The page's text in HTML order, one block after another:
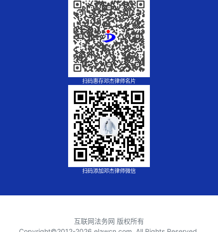
扫码惠存邓杰律师名片
扫码添加邓杰律师微信
互联网法务网 版权所有